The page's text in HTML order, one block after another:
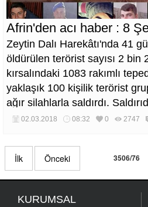
Afrin'den acı haber : 8
Zeytin Dalı Harekâtı'nda 41
öldürülen terörist sayısı 2 bin
kırsalındaki 1083 rakımlı
yaklaşık 100 kişilik terörist
ağır silahlarla saldırdı.
olduğu, 26 güvenlik
sağ olarak yakalandı.
ATAK helikopteri de isabet aldı
02.03.2018 08:32 0 2747
İlk Önceki 3506/76
KURUMSAL